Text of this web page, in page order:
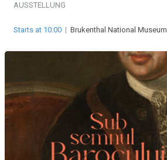
AUSSTELLUNG
Starts at 10:00 | Brukenthal National Museum